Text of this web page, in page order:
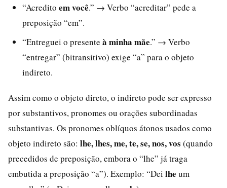
“Acredito em você.” → Verbo “acreditar” pede a
preposição “em”.
“Entreguei o presente à minha mãe.” → Verbo
“entregar” (bitransitivo) exige “a” para o objeto
indireto.
Assim como o objeto direto, o indireto pode ser expresso
por substantivos, pronomes ou orações subordinadas
substantivas. Os pronomes oblíquos átonos usados como
objeto indireto são: lhe, lhes, me, te, se, nos, vos (quando
precedidos de preposição, embora o “lhe” já traga
embutida a preposição “a”). Exemplo: “Dei lhe um